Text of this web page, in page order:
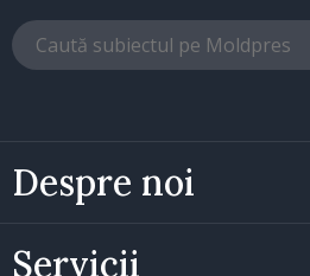
Despre noi
Servicii